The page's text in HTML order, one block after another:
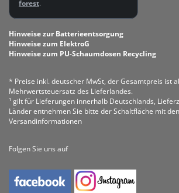
forest.
Hinweise zur Batterieentsorgung
Hinweise zum ElektroG
Hinweise zum PU-Schaumdosen Recycling
* Preise inkl. deutscher MwSt, der Gesamtpreis ist
Mehrwertsteuersatz des Lieferlandes.
¹ gilt für Lieferungen innerhalb Deutschlands,
Länder entnehmen Sie bitte der Schaltfläche mit den
Versandinformationen
Folgen Sie uns auf